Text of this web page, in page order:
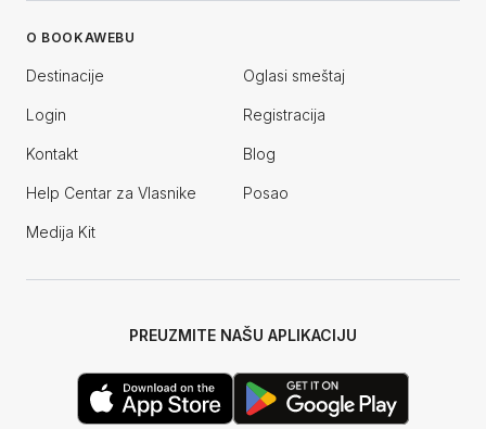
O BOOKAWEBU
Destinacije Oglasi smeštaj
Login Registracija
Kontakt Blog
Help Centar za Vlasnike Posao
Medija Kit
PREUZMITE NAŠU APLIKACIJU